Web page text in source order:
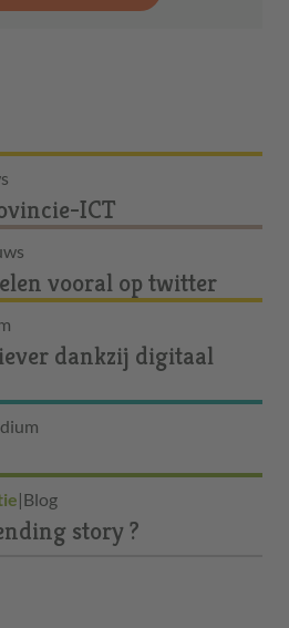
ICT
vooral op twitter
dankzij digitaal
|Blog
story ?